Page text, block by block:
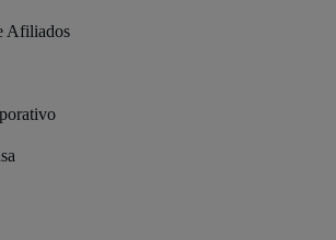
Afiliados